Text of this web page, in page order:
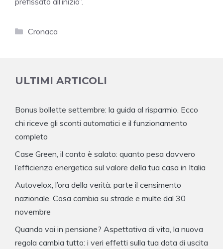
Categorie
Cronaca
ULTIMI ARTICOLI
Bonus bollette settembre: la guida al risparmio. Ecco
chi riceve gli sconti automatici e il funzionamento
completo
Case Green, il conto è salato: quanto pesa davvero
l’efficienza energetica sul valore della tua casa in Italia
Autovelox, l’ora della verità: parte il censimento
nazionale. Cosa cambia su strade e multe dal 30
novembre
Quando vai in pensione? Aspettativa di vita, la nuova
regola cambia tutto: i veri effetti sulla tua data di uscita